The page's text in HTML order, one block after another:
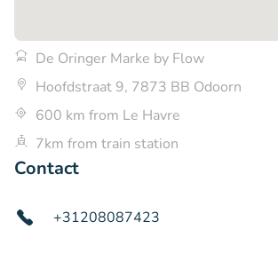
De Oringer Marke by Flow
Hoofdstraat 9, 7873 BB Odoorn
600 km from Le Havre
7km from train station
Contact
+31208087423